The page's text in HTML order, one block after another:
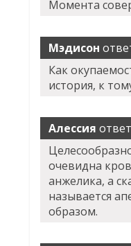
Момента
Мэдисон
Как
история, к
Алессия
очевидна
анжелика, а
называется
образом.